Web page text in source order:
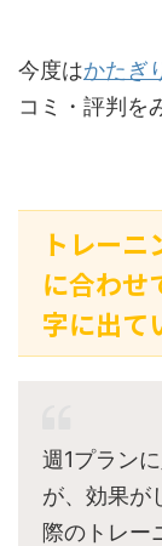
今度はかたぎ
コミ・評判を
トレー
に合わせ
字に出て
週1プラン
が、効果が
際のトレー